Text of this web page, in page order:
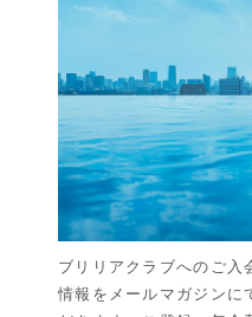
ブリリアクラブへのご入
情報をメールマガジンに